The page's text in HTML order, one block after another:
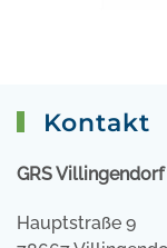
Kontakt
GRS Villingendorf
Hauptstraße 9